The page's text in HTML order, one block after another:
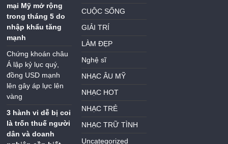
mại Mỹ mở rộng
trong tháng 5 do
nhập khẩu tăng
mạnh
Chứng khoán châu
Á lập kỷ lục quý,
đồng USD mạnh
lên gây áp lực lên
vàng
3 hành vi dễ bị coi
là trốn thuế người
dân và doanh
CUỘC SỐNG
GIẢI TRÍ
LÀM ĐẸP
Nghệ sĩ
NHẠC ÂU MỸ
NHẠC HOT
NHẠC TRẺ
NHẠC TRỮ TÌNH
Uncategorized